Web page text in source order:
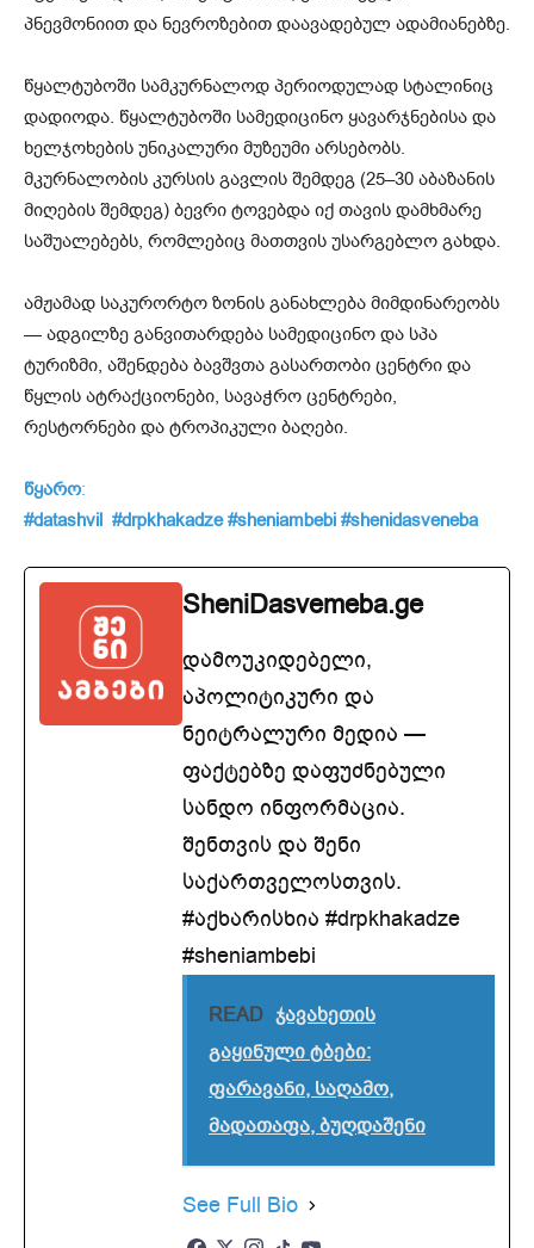
პნევმონიით და ნევროზებით დაავადებულ ადამიანებზე.
წყალტუბოში სამკურნალოდ პერიოდულად სტალინიც
დადიოდა. წყალტუბოში სამედიცინო ყავარჯნებისა და
ხელჯოხების უნიკალური მუზეუმი არსებობს.
მკურნალობის კურსის გავლის შემდეგ (25–30 აბაზანის
მიღების შემდეგ) ბევრი ტოვებდა იქ თავის დამხმარე
საშუალებებს, რომლებიც მათთვის უსარგებლო გახდა.
ამჟამად საკურორტო ზონის განახლება მიმდინარეობს
— ადგილზე განვითარდება სამედიცინო და სპა
ტურიზმი, აშენდება ბავშვთა გასართობი ცენტრი და
წყლის ატრაქციონები, სავაჭრო ცენტრები,
რესტორნები და ტროპიკული ბაღები.
წყარო:
#datashvil #drpkhakadze #sheniambebi #shenidasveneba
SheniDasvemeba.ge
დამოუკიდებელი,
აპოლიტიკური და
ნეიტრალური მედია —
ფაქტებზე დაფუძნებული
სანდო ინფორმაცია.
შენთვის და შენი
საქართველოსთვის.
#აქხარისხია #drpkhakadze
#sheniambebi
READ ჯავახეთის
გაყინული ტბები:
ფარავანი, საღამო,
მადათაფა, ბუღდაშენი
See Full Bio